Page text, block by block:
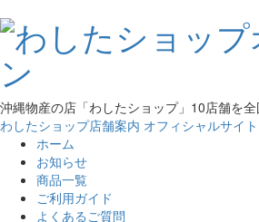
沖縄物産の店「わしたショップ」10店舗を
わしたショップ店舗案内 オフィシャルサイト
ホーム
お知らせ
商品一覧
ご利用ガイド
よくあるご質問